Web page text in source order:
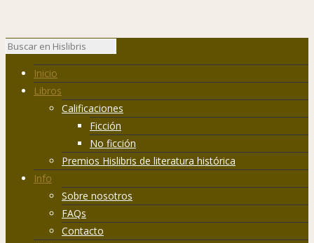
Inicio
Libros
Calificaciones
Ficción
No ficción
Premios Hislibris de literatura histórica
Info
Sobre nosotros
FAQs
Contacto